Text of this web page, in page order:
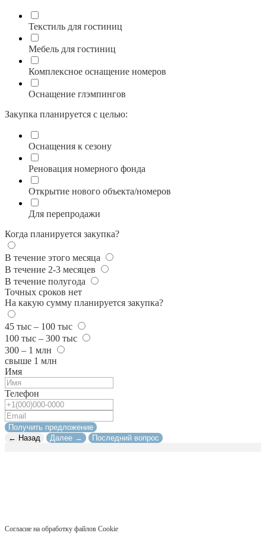
Текстиль для гостиниц
Мебель для гостиниц
Комплексное оснащение номеров
Оснащение глэмпингов
Закупка планируется с целью:
Оснащения к сезону
Реновация номерного фонда
Открытие нового объекта/номеров
Для перепродажи
Когда планируется закупка?
В течение этого месяца
В течение 2-3 месяцев
В течение полугода
Точных сроков нет
На какую сумму планируется закупка?
45 тыс – 100 тыс
100 тыс – 300 тыс
300 – 1 млн
свыше 1 млн
Имя
Телефон
Получить предложение
← Назад
Далее → Последний вопрос
Согласие на обработку файлов Cookie